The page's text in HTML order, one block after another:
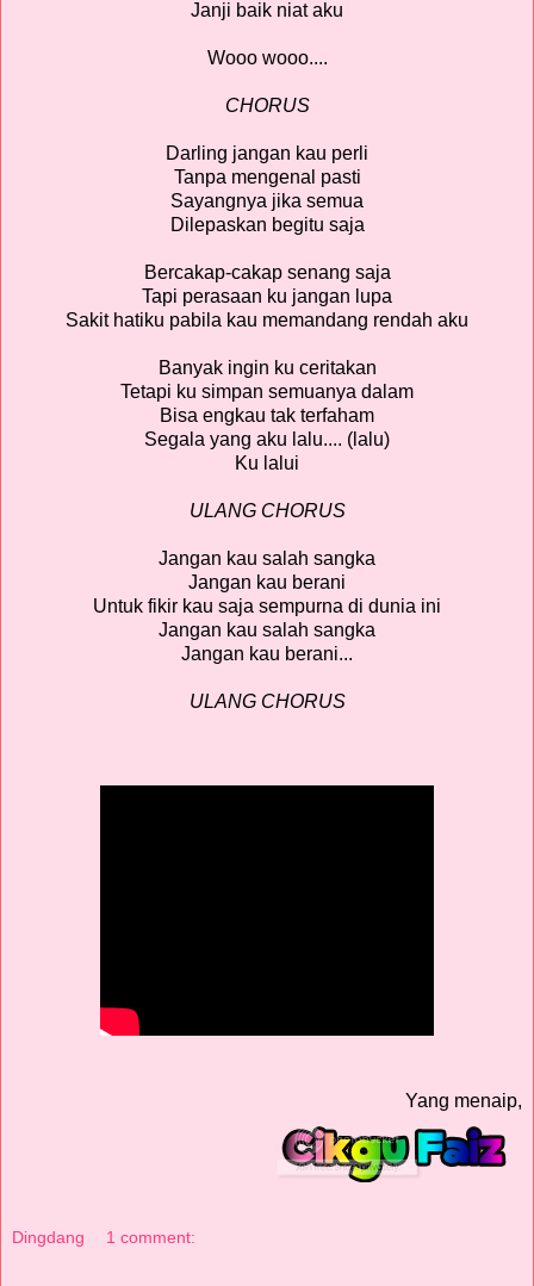
Janji baik niat aku
Wooo wooo....
CHORUS
Darling jangan kau perli
Tanpa mengenal pasti
Sayangnya jika semua
Dilepaskan begitu saja
Bercakap-cakap senang saja
Tapi perasaan ku jangan lupa
Sakit hatiku pabila kau memandang rendah aku
Banyak ingin ku ceritakan
Tetapi ku simpan semuanya dalam
Bisa engkau tak terfaham
Segala yang aku lalu.... (lalu)
Ku lalui
ULANG CHORUS
Jangan kau salah sangka
Jangan kau berani
Untuk fikir kau saja sempurna di dunia ini
Jangan kau salah sangka
Jangan kau berani...
ULANG CHORUS
Yang menaip,
Dingdang 1 comment: